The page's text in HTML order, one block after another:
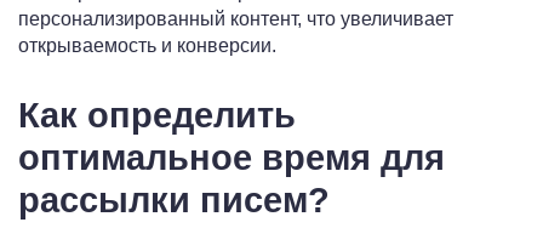
персонализированный контент, что увеличивает
открываемость и конверсии.
Как определить
оптимальное время для
рассылки писем?